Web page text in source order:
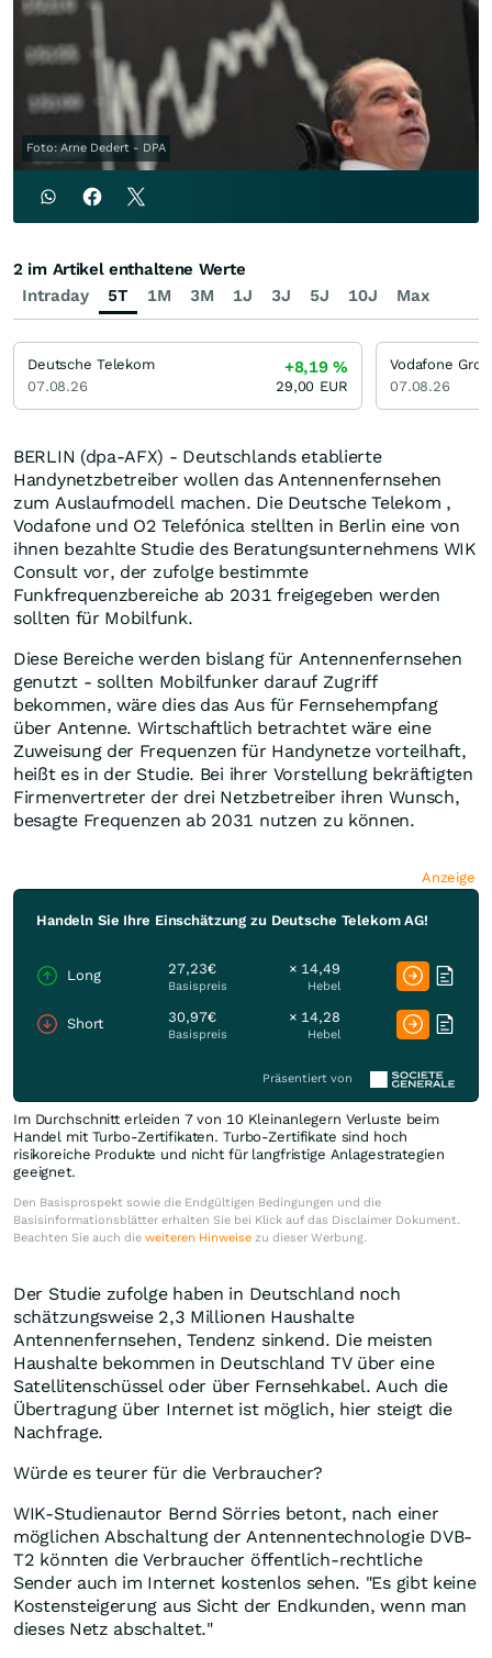
Foto: Arne Dedert - DPA
BERLIN (dpa-AFX) - Deutschlands etablierte
Handynetzbetreiber wollen das Antennenfernsehen
zum Auslaufmodell machen. Die Deutsche Telekom ,
Vodafone und O2 Telefónica stellten in Berlin eine von
ihnen bezahlte Studie des Beratungsunternehmens WIK
Consult vor, der zufolge bestimmte
Funkfrequenzbereiche ab 2031 freigegeben werden
sollten für Mobilfunk.
Diese Bereiche werden bislang für Antennenfernsehen
genutzt - sollten Mobilfunker darauf Zugriff
bekommen, wäre dies das Aus für Fernsehempfang
über Antenne. Wirtschaftlich betrachtet wäre eine
Zuweisung der Frequenzen für Handynetze vorteilhaft,
heißt es in der Studie. Bei ihrer Vorstellung bekräftigten
Firmenvertreter der drei Netzbetreiber ihren Wunsch,
besagte Frequenzen ab 2031 nutzen zu können.
Anzeige
Handeln Sie Ihre Einschätzung zu Deutsche Telekom AG!
Long 27,23€
Basispreis
× 14,49
Hebel
Short 30,97€
Basispreis
× 14,28
Hebel
Präsentiert von
Im Durchschnitt erleiden 7 von 10 Kleinanlegern Verluste beim
Handel mit Turbo-Zertifikaten. Turbo-Zertifikate sind hoch
risikoreiche Produkte und nicht für langfristige Anlagestrategien
geeignet.
Den Basisprospekt sowie die Endgültigen Bedingungen und die
Basisinformationsblätter erhalten Sie bei Klick auf das Disclaimer Dokument.
Beachten Sie auch die weiteren Hinweise zu dieser Werbung.
Der Studie zufolge haben in Deutschland noch
schätzungsweise 2,3 Millionen Haushalte
Antennenfernsehen, Tendenz sinkend. Die meisten
Haushalte bekommen in Deutschland TV über eine
Satellitenschüssel oder über Fernsehkabel. Auch die
Übertragung über Internet ist möglich, hier steigt die
Nachfrage.
Würde es teurer für die Verbraucher?
WIK-Studienautor Bernd Sörries betont, nach einer
möglichen Abschaltung der Antennentechnologie DVB-
T2 könnten die Verbraucher öffentlich-rechtliche
Sender auch im Internet kostenlos sehen. "Es gibt keine
Kostensteigerung aus Sicht der Endkunden, wenn man
dieses Netz abschaltet."
Intraday 5T 1M 3M 1J 3J 5J 10J Max
2 im Artikel enthaltene Werte
Deutsche Telekom
07.08.26
+8,19%
29,00 EUR
Vodafone
07.08.26